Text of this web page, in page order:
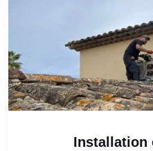
Installation